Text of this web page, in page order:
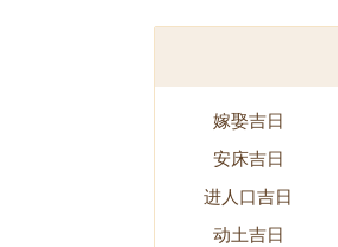
嫁娶吉日
安床吉日
进人口吉日
动土吉日